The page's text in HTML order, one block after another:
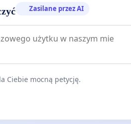
Zasilane przez AI
Ciebie mocną petycję.